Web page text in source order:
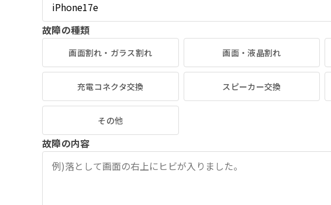
故障の種類
画面割れ・ガラス割れ 画面・液晶割れ
充電コネクタ交換 スピーカー交換
その他
故障の内容